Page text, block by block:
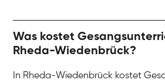
Was kostet
Rheda-Wiedenbrück?
In Rheda-Wiedenbrück kostet